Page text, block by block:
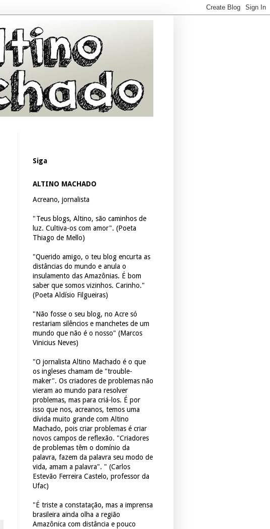
Siga
ALTINO MACHADO
Acreano, jornalista
"Teus blogs, Altino, são caminhos de
luz. Cultiva-os com amor". (Poeta
Thiago de Mello)
"Querido amigo, o teu blog encurta as
distâncias do mundo e anula o
insulamento das Amazônias. É bom
saber que somos vizinhos. Carinho."
(Poeta Aldísio Filgueiras)
"Não fosse o seu blog, no Acre só
restariam silêncios e manchetes de um
mundo que não é o nosso" (Marcos
Vinicius Neves)
"O jornalista Altino Machado é o que
os ingleses chamam de "trouble-
maker". Os criadores de problemas não
vieram ao mundo para resolver
problemas, mas para criá-los. É por
isso que nos, acreanos, temos uma
dívida muito grande com Altino
Machado, pois criar problemas é criar
novos campos de reflexão. "Criadores
de problemas têm o domínio da
palavra, fazem da palavra seu modo de
vida, amam a palavra". " (Carlos
Estevão Ferreira Castelo, professor da
Ufac)
"É triste a constatação, mas a imprensa
brasileira ainda olha a região
Amazônica com distância e pouco